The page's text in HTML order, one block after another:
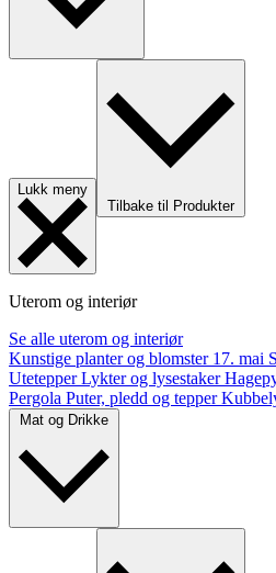
Lukk meny
Tilbake til Produkter
Uterom og interiør
Se alle uterom og interiør
Kunstige planter og blomster 17. mai
UtetepperLykter og lysestaker
Pergola Puter, pledd og tepper